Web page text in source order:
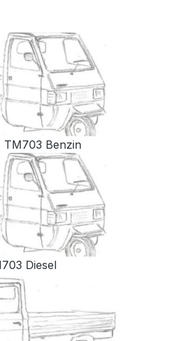
TM703 Benzin
Diesel